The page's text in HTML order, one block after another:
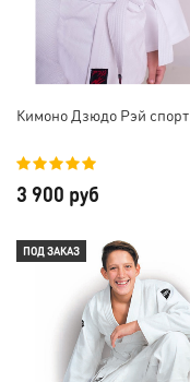
Кимоно Дзюдо Рэй спорт
3 900 руб
ПОД ЗАКАЗ